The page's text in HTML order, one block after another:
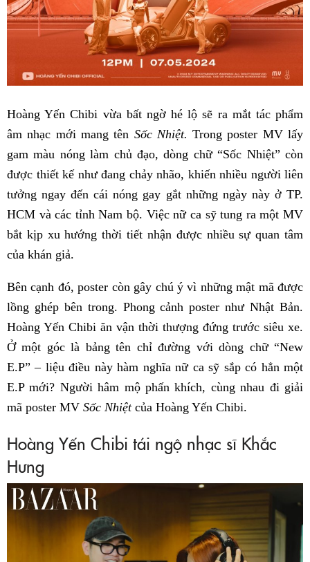
Hoàng Yến Chibi vừa bất ngờ hé lộ sẽ ra mắt tác phẩm
âm nhạc mới mang tên Sốc Nhiệt. Trong poster MV lấy
gam màu nóng làm chủ đạo, dòng chữ “Sốc Nhiệt” còn
được thiết kế như đang chảy nhão, khiến nhiều người liên
tưởng ngay đến cái nóng gay gắt những ngày này ở TP.
HCM và các tỉnh Nam bộ. Việc nữ ca sỹ tung ra một MV
bắt kịp xu hướng thời tiết nhận được nhiều sự quan tâm
của khán giả.
Bên cạnh đó, poster còn gây chú ý vì những mật mã được
lồng ghép bên trong. Phong cảnh poster như Nhật Bản.
Hoàng Yến Chibi ăn vận thời thượng đứng trước siêu xe.
Ở một góc là bảng tên chỉ đường với dòng chữ “New
E.P” – liệu điều này hàm nghĩa nữ ca sỹ sắp có hẳn một
E.P mới? Người hâm mộ phấn khích, cùng nhau đi giải
mã poster MV Sốc Nhiệt của Hoàng Yến Chibi.
Hoàng Yến Chibi tái ngộ nhạc sĩ Khắc
Hưng